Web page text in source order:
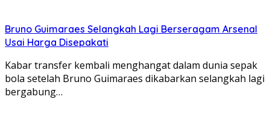
Bruno Guimaraes Selangkah Lagi Berseragam Arsenal
Usai Harga Disepakati
Kabar transfer kembali menghangat dalam dunia sepak
bola setelah Bruno Guimaraes dikabarkan selangkah lagi
bergabung…